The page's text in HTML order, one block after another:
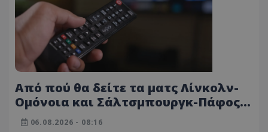
Από πού θα δείτε τα ματς Λίνκολν-
Ομόνοια και Σάλτσμπουργκ-Πάφος
(ΜΕΤΑΔΟΣΕΙΣ 06/08)
06.08.2026 - 08:16